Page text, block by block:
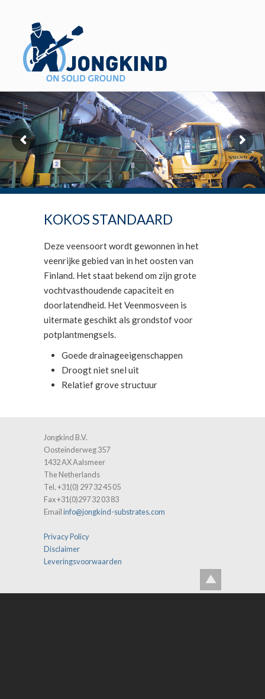
KOKOS STANDAARD
Deze veensoort wordt gewonnen in het
veenrijke gebied van in het oosten van
Finland. Het staat bekend om zijn grote
vochtvasthoudende capaciteit en
doorlatendheid. Het Veenmosveen is
uitermate geschikt als grondstof voor
potplantmengsels.
Goede drainageeigenschappen
Droogt niet snel uit
Relatief grove structuur
Jongkind B.V.
Oosteinderweg 357
1432 AX Aalsmeer
The Netherlands
Tel. +31(0) 297 32 45 05
Fax +31(0)297 32 03 83
Emailinfo@jongkind-substrates.com
Privacy Policy
Disclaimer
Leveringsvoorwaarden